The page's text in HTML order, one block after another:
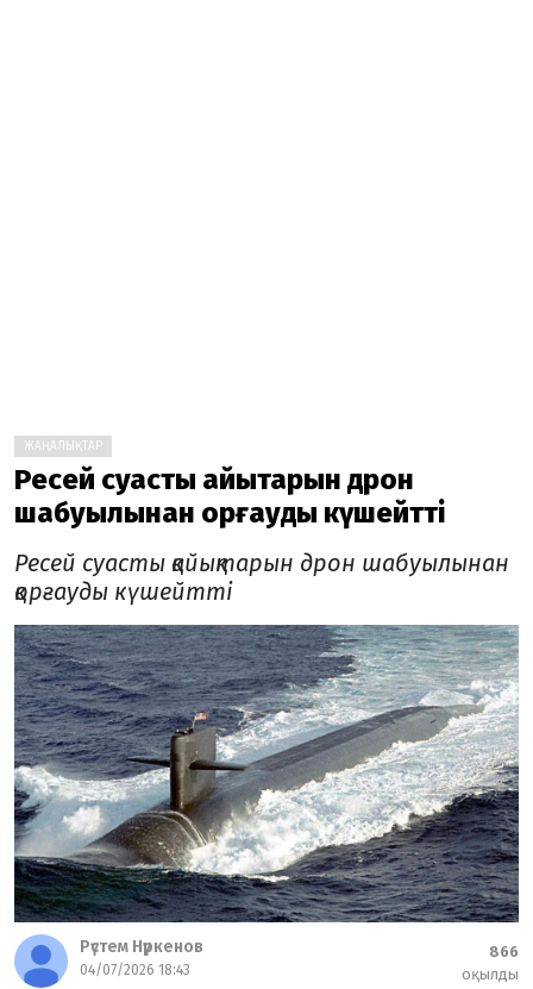
ЖАҢАЛЫҚТАР
Ресей суасты қайықтарын дрон
шабуылынан қорғауды күшейтті
Ресей суасты қайықтарын дрон шабуылынан
қорғауды күшейтті
Рүстем Нүркенов
04/07/2026 18:43
866
оқылды